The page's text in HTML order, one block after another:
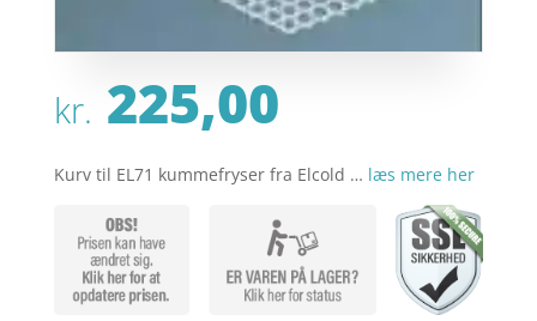
kr. 225,00
Kurv til EL71 kummefryser fra Elcold … læs mere her